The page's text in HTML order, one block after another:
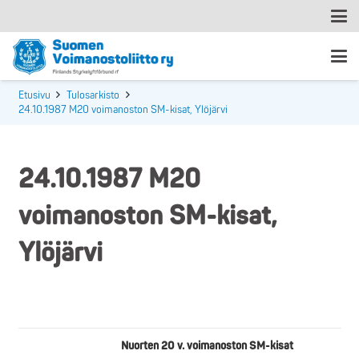
Etusivu
Tulosarkisto
24.10.1987 M20 voimanoston SM-kisat, Ylöjärvi
24.10.1987 M20
voimanoston SM-kisat,
Ylöjärvi
Nuorten 20 v. voimanoston SM-kisat